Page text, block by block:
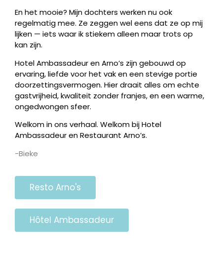
En het mooie? Mijn dochters werken nu ook
regelmatig mee. Ze zeggen wel eens dat ze op mij
lijken — iets waar ik stiekem alleen maar trots op
kan zijn.
Hotel Ambassadeur en Arno’s zijn gebouwd op
ervaring, liefde voor het vak en een stevige portie
doorzettingsvermogen. Hier draait alles om echte
gastvrijheid, kwaliteit zonder franjes, en een warme,
ongedwongen sfeer.
Welkom in ons verhaal. Welkom bij Hotel
Ambassadeur en Restaurant Arno’s.
-Bieke
Resto Arno's
Hôtel Ambassadeur